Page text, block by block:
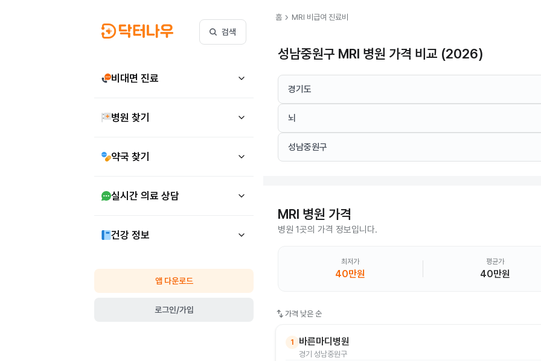
검색
비대면 진료
병원 찾기
약국 찾기
실시간 의료 상담
건강 정보
앱 다운로드
로그인/가입
홈 chevron_right MRI 비급여 진료비
성남중원구 MRI 병원 가격 비교 (2026)
경기도
뇌
성남중원구
MRI 병원 가격
병원 1곳의 가격 정보입니다.
최저가
40만원
평균가
40만원
swap_vert 가격 낮은 순
1 바른마디병원
경기 성남중원구